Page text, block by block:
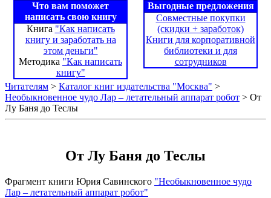
Что вам поможет
написать свою книгу
Книга "Как написать
книгу и заработать на
этом деньги"
Методика "Как написать
книгу"
Выгодные предложения
Совместные покупки
(скидки + заработок)
Книги для корпоративной
библиотеки и для
сотрудников
Читателям > Каталог книг издательства "Москва" >
Необыкновенное чудо Лар – летательный аппарат робот > От
Лу Баня до Теслы
От Лу Баня до Теслы
Фрагмент книги Юрия Савинского "Необыкновенное чудо
Лар – летательный аппарат робот"